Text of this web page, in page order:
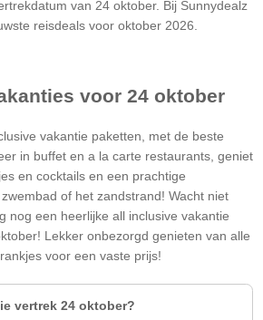
van 24 oktober. Bij Sunnydealz
reisdeals voor oktober 2026.
voor 24 oktober
vakantie paketten, met de beste
in buffet en a la carte restaurants, geniet
en cocktails en een prachtige
of het zandstrand! Wacht niet
nog een heerlijke all inclusive vakantie
Lekker onbezorgd genieten van alle
voor een vaste prijs!
vertrek 24 oktober?